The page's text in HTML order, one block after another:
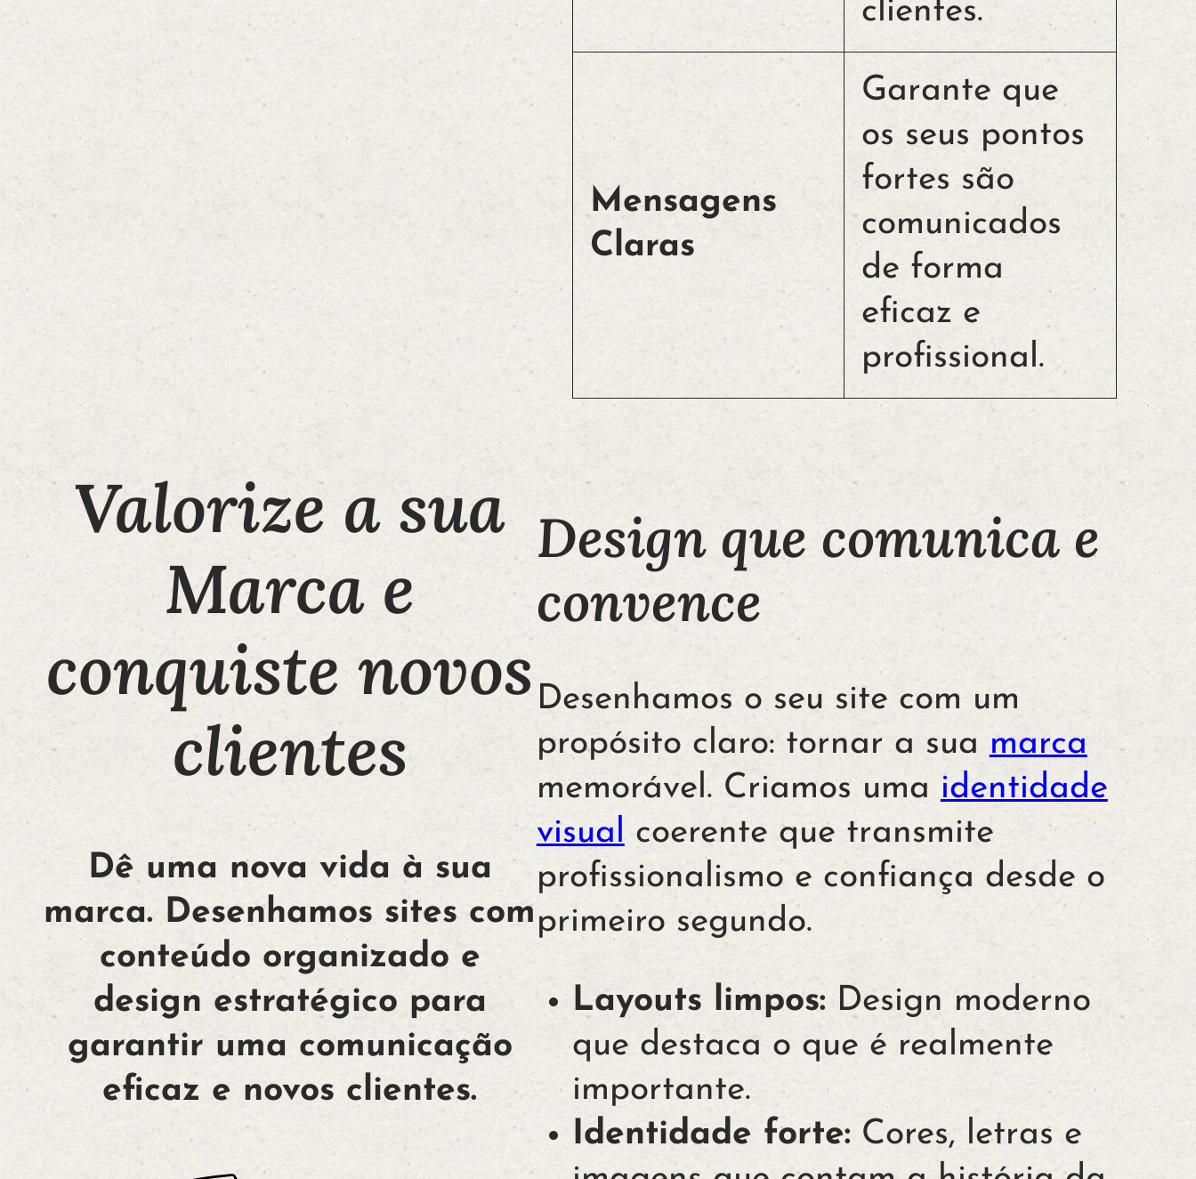
Valorize a sua
Marca e
conquiste novos
clientes
Dê uma nova vida à sua
marca. Desenhamos sites com
conteúdo organizado e
design estratégico para
garantir uma comunicação
eficaz e novos clientes.
clientes.
Mensagens
Claras
Garante que
os seus pontos
fortes são
comunicados
de forma
eficaz e
profissional.
Design que comunica e
convence
Desenhamos o seu site com um
propósito claro: tornar a sua marca
memorável. Criamos uma identidade
visual coerente que transmite
profissionalismo e confiança desde o
primeiro segundo.
Layouts limpos: Design moderno
que destaca o que é realmente
importante.
Identidade forte: Cores, letras e